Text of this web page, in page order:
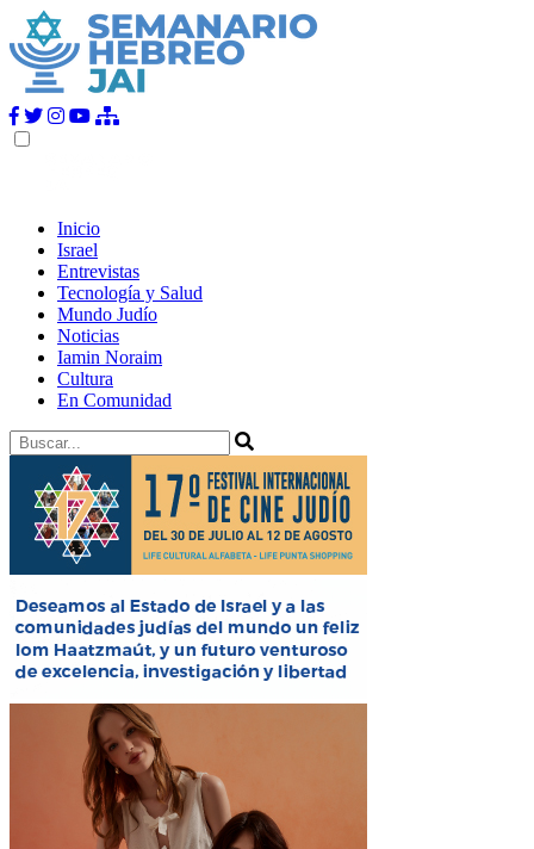
Inicio
Israel
Entrevistas
Tecnología y Salud
Mundo Judío
Noticias
Iamin Noraim
Cultura
En Comunidad